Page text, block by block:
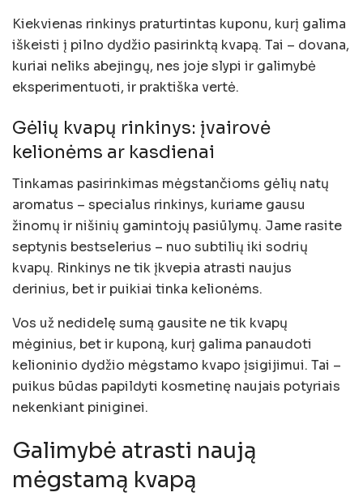
Kiekvienas rinkinys praturtintas kuponu, kurį galima
iškeisti į pilno dydžio pasirinktą kvapą. Tai – dovana,
kuriai neliks abejingų, nes joje slypi ir galimybė
eksperimentuoti, ir praktiška vertė.
Gėlių kvapų rinkinys: įvairovė
kelionėms ar kasdienai
Tinkamas pasirinkimas mėgstančioms gėlių natų
aromatus – specialus rinkinys, kuriame gausu
žinomų ir nišinių gamintojų pasiūlymų. Jame rasite
septynis bestselerius – nuo subtilių iki sodrių
kvapų. Rinkinys ne tik įkvepia atrasti naujus
derinius, bet ir puikiai tinka kelionėms.
Vos už nedidelę sumą gausite ne tik kvapų
mėginius, bet ir kuponą, kurį galima panaudoti
kelioninio dydžio mėgstamo kvapo įsigijimui. Tai –
puikus būdas papildyti kosmetinę naujais potyriais
nekenkiant piniginei.
Galimybė atrasti naują
mėgstamą kvapą